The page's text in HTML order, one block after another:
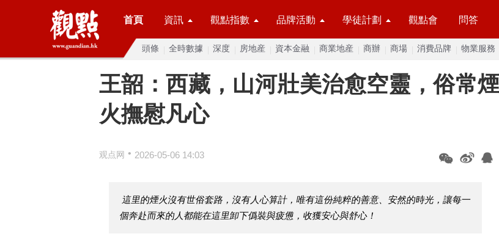
首頁 資訊 觀點指數 品牌活動 學徒計劃 觀點會 問答
頭條 全時數據 深度 房地産 資本金融 商業地産 商辦 商場 消費品牌 物業服務
王韶：西藏，山河壯美治愈空靈，俗常煙
火撫慰凡心
观点网 • 2026-05-06 14:03
這里的煙火沒有世俗套路，沒有人心算計，唯有這份純粹的善意、安然的時光，讓每一
個奔赴而來的人都能在這里卸下僞裝與疲憊，收獲安心與舒心！